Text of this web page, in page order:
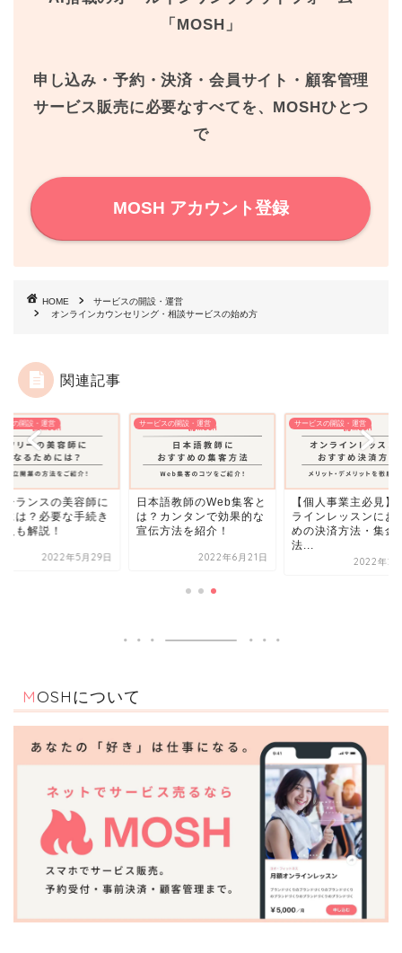
t
「MOSH」
申し込み・予約・決済・会員サイト・顧客管理
サービス販売に必要なすべてを、MOSHひとつ
で
MOSH アカウント登録
HOME
サービスの開設・運営
オンラインカウンセリング・相談サービスの始め方
関連記事
スの開設・運営
ーランスの美容師に
には？必要な手続き
入も解説！
2022年5月29日
サービスの開設・運営
日本語教師のWeb集客と
は？カンタンで効果的な
宣伝方法を紹介！
2022年6月21日
サービスの開設・運営
【個人事業主必見】
ラインレッスンにお
めの決済方法・集金
法...
2022年2
MOSHについて